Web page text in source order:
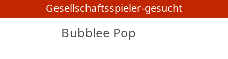
Gesellschaftsspieler-gesucht
Bubblee Pop